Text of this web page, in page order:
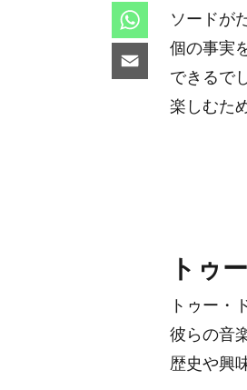
ソードが
個の事実
できるで
楽しむた
トゥ
トゥー・
彼らの音
歴史や興